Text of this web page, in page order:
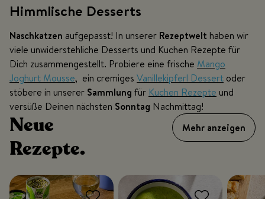
Himmlische Desserts
Naschkatzen aufgepasst! In unserer Rezeptwelt haben wir
viele unwiderstehliche Desserts und Kuchen Rezepte für
Dich zusammengestellt. Probiere eine frische Mango
Joghurt Mousse, ein cremiges Vanillekipferl Dessert oder
stöbere in unserer Sammlung für Kuchen Rezepte und
versüße Deinen nächsten Sonntag Nachmittag!
Neue
Rezepte.
Mehr anzeigen